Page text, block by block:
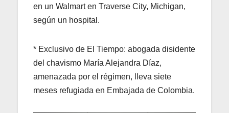
en un Walmart en Traverse City, Michigan,
según un hospital.
* Exclusivo de El Tiempo: abogada disidente
del chavismo María Alejandra Díaz,
amenazada por el régimen, lleva siete
meses refugiada en Embajada de Colombia.